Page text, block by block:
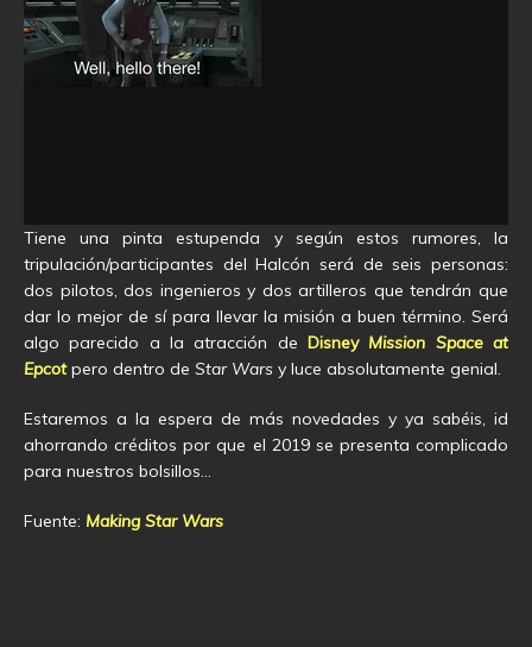
Tiene una pinta estupenda y según estos rumores, la
tripulación/participantes del Halcón será de seis personas:
dos pilotos, dos ingenieros y dos artilleros que tendrán que
dar lo mejor de sí para llevar la misión a buen término. Será
algo parecido a la atracción de Disney Mission Space at
Epcotpero dentro de Star Wars y luce absolutamente genial.
Estaremos a la espera de más novedades y ya sabéis, id
ahorrando créditos por que el 2019 se presenta complicado
para nuestros bolsillos…
Fuente: Making Star Wars